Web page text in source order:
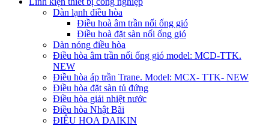
Dàn lạnh điều hòa
Điều hoà âm trần nối ống gió
Điều hoà đặt sàn nối ống gió
Dàn nóng điều hòa
Điều hòa âm trần nối ống gió model: MCD-TTK.
NEW
Điều hòa áp trần Trane. Model: MCX- TTK- NEW
Điều hòa đặt sàn tủ đứng
Điều hòa giải nhiệt nước
Điều hòa Nhật Bãi
ĐIÊU HOA DAIKIN